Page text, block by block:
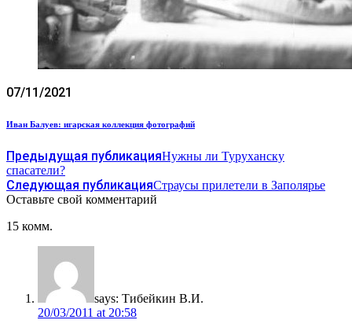
07/11/2021
Иван Балуев: игарская коллекция фотографий
Предыдущая публикацияНужны ли Туруханску
спасатели?
Следующая публикацияСтраусы прилетели в Заполярье
Оставьте свой комментарий
15 комм.
says: Тибейкин В.И.
20/03/2011 at 20:58